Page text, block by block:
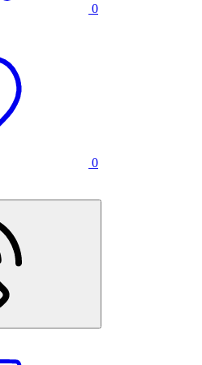
0
0